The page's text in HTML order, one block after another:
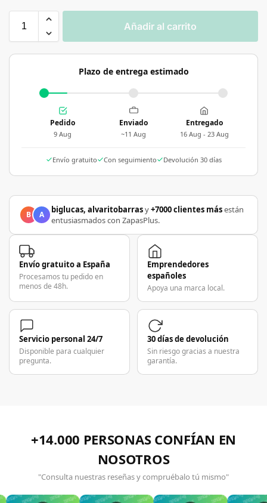
Añadir al carrito
Plazo de entrega estimado
Pedido
9 Aug
Enviado
~11 Aug
Entregado
16 Aug - 23 Aug
Envío gratuito Con seguimiento Devolución 30 días
B A biglucas, alvaritobarrasy+7000 clientes másestán
entusiasmados con ZapasPlus.
Envío gratuito a España
Procesamos tu pedido en
menos de 48h.
Emprendedores
españoles
Apoya una marca local.
Servicio personal 24/7
Disponible para cualquier
pregunta.
30 días de devolución
Sin riesgo gracias a nuestra
garantía.
+14.000 PERSONAS CONFÍAN EN
NOSOTROS
"Consulta nuestras reseñas y compruébalo tú mismo"